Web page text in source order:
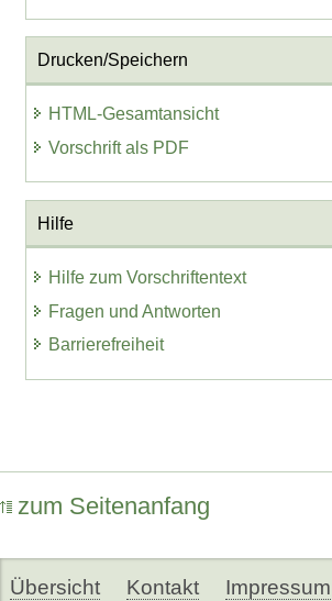
Drucken/Speichern
HTML-Gesamtansicht
Vorschrift als PDF
Hilfe
Hilfe zum Vorschriftentext
Fragen und Antworten
Barrierefreiheit
zum Seitenanfang
Übersicht Kontakt Impressum